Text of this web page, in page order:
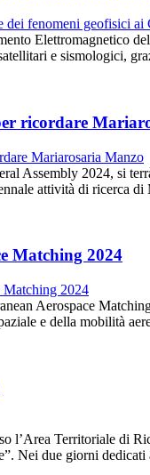
Elettromagnetico
e sismologici,
ricordare
Assembly 2024, si
attività di ricerca
Matching 2024
Aerospace
e della mobilità
l’Area Territoriale di
Nei due giorni